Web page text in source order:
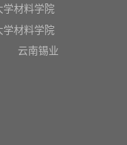
学材料学院
学材料学院
云南锡业